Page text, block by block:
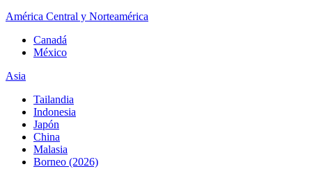
América Central y Norteamérica
Canadá
México
Asia
Tailandia
Indonesia
Japón
China
Malasia
Borneo (2026)